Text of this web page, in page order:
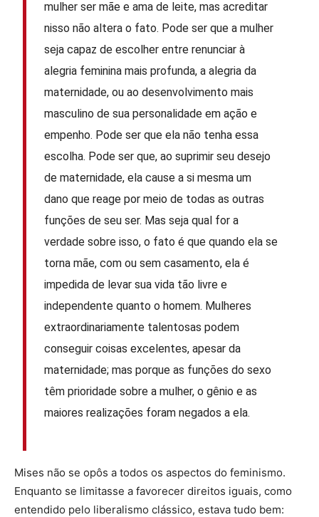
mulher ser mãe e ama de leite, mas acreditar
nisso não altera o fato. Pode ser que a mulher
seja capaz de escolher entre renunciar à
alegria feminina mais profunda, a alegria da
maternidade, ou ao desenvolvimento mais
masculino de sua personalidade em ação e
empenho. Pode ser que ela não tenha essa
escolha. Pode ser que, ao suprimir seu desejo
de maternidade, ela cause a si mesma um
dano que reage por meio de todas as outras
funções de seu ser. Mas seja qual for a
verdade sobre isso, o fato é que quando ela se
torna mãe, com ou sem casamento, ela é
impedida de levar sua vida tão livre e
independente quanto o homem. Mulheres
extraordinariamente talentosas podem
conseguir coisas excelentes, apesar da
maternidade; mas porque as funções do sexo
têm prioridade sobre a mulher, o gênio e as
maiores realizações foram negados a ela.
Mises não se opôs a todos os aspectos do feminismo.
Enquanto se limitasse a favorecer direitos iguais, como
entendido pelo liberalismo clássico, estava tudo bem: